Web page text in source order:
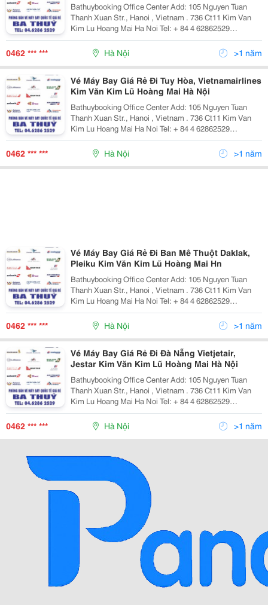
Bathuybooking Office Center Add: 105 Nguyen Tuan
Thanh Xuan Str., Hanoi , Vietnam . 736 Ct11 Kim Van
Kim Lu Hoang Mai Ha Noi Tel: + 84 4 62862529
/62862500 Fax: +84 4 62862529 Cell Phone: + 84
972.958.782 + 84 982.419.779 Email: Phongv
0462 *** *** Hà Nội >1 năm
Vé Máy Bay Giá Rẻ Đi Tuy Hòa, Vietnamairlines
Kim Văn Kim Lũ Hoàng Mai Hà Nội
Bathuybooking Office Center Add: 105 Nguyen Tuan
Thanh Xuan Str., Hanoi , Vietnam . 736 Ct11 Kim Van
Kim Lu Hoang Mai Ha Noi Tel: + 84 4 62862529
/62862500 Fax: +84 4 62862529 Cell Phone: + 84
972.958.782 + 84 982.419.779 Email: Phongv
0462 *** *** Hà Nội >1 năm
Vé Máy Bay Giá Rẻ Đi Ban Mê Thuột Daklak,
Pleiku Kim Văn Kim Lũ Hoàng Mai Hn
Bathuybooking Office Center Add: 105 Nguyen Tuan
Thanh Xuan Str., Hanoi , Vietnam . 736 Ct11 Kim Van
Kim Lu Hoang Mai Ha Noi Tel: + 84 4 62862529
/62862500 Fax: +84 4 62862529 Cell Phone: + 84
972.958.782 + 84 982.419.779 Email: Phongv
0462 *** *** Hà Nội >1 năm
Vé Máy Bay Giá Rẻ Đi Đà Nẵng Vietjetair,
Jestar Kim Văn Kim Lũ Hoàng Mai Hà Nội
Bathuybooking Office Center Add: 105 Nguyen Tuan
Thanh Xuan Str., Hanoi , Vietnam . 736 Ct11 Kim Van
Kim Lu Hoang Mai Ha Noi Tel: + 84 4 62862529
/62862500 Fax: +84 4 62862529 Cell Phone: + 84
972.958.782 + 84 982.419.779 Email: Phongv
0462 *** *** Hà Nội >1 năm